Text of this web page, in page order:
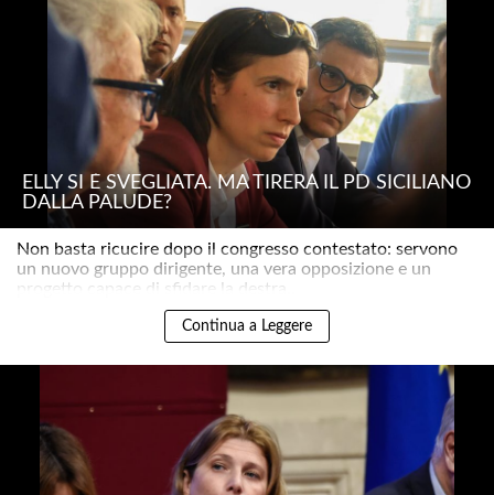
ELLY SI È SVEGLIATA. MA TIRERÀ IL PD SICILIANO
DALLA PALUDE?
Non basta ricucire dopo il congresso contestato: servono
un nuovo gruppo dirigente, una vera opposizione e un
progetto capace di sfidare la destra..
Continua a Leggere